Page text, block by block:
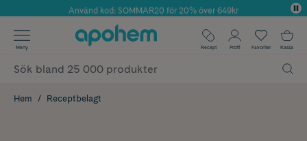
Årets Butik 2025 inom Skönhet
Använd kod: SOMMAR20 för 20% över 649kr
✓ Fri frakt
✓ Poäng på alla köp*
Meny Recept Profil Favoriter Kassa
Hem Receptbelagt